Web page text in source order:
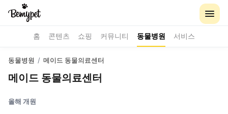
홈 콘텐츠 쇼핑 커뮤니티 동물병원 서비스
동물병원 / 메이드 동물의료센터
메이드 동물의료센터
올해 개원